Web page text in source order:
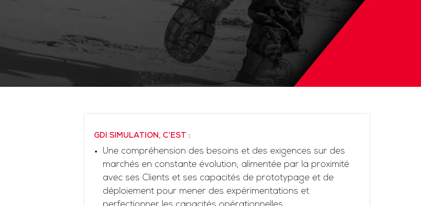
GDI SIMULATION, C’EST :
Une compréhension des besoins et des exigences sur des
marchés en constante évolution, alimentée par la proximité
avec ses Clients et ses capacités de prototypage et de
déploiement pour mener des expérimentations et